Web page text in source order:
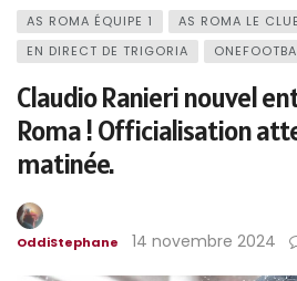
AS ROMA ÉQUIPE 1
AS ROMA LE
EN DIRECT DE TRIGORIA
Claudio Ranieri nouvel
Roma ! Officialisation
matinée.
OddiStephane 14 novembre 2024